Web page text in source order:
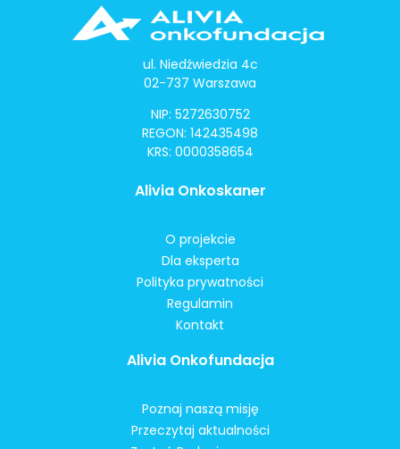
ul. Niedźwiedzia 4c
02-737 Warszawa
NIP: 5272630752
REGON: 142435498
KRS: 0000358654
Alivia Onkoskaner
O projekcie
Dla eksperta
Polityka prywatności
Regulamin
Kontakt
Alivia Onkofundacja
Poznaj naszą misję
Przeczytaj aktualności